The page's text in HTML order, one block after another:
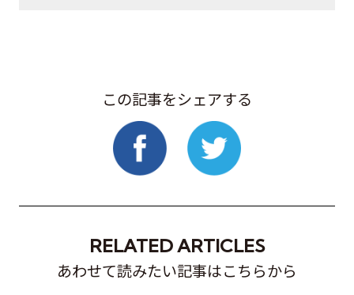
この記事をシェアする
RELATED ARTICLES
あわせて読みたい記事はこちらから